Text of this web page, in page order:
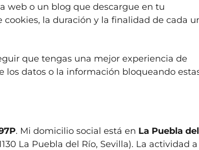
web o un blog que descargue en tu
la duración y la finalidad de cada
que tengas una mejor experiencia de
los datos o la información bloqueando
. Mi domicilio social está en La Puebla del
La Puebla del Río, Sevilla). La actividad a